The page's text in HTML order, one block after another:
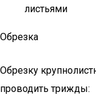
листьями
Обрезка
Обрезку
проводить трижды: